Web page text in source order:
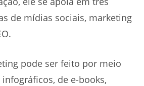
de mídias sociais, marketing
pode ser feito por meio
de e-books,